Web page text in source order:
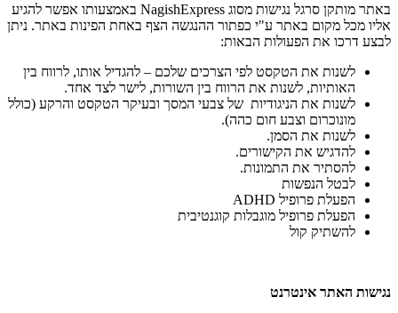
באתר מותקן סרגל נגישות מסוג NagishExpress באמצעותו אפשר להגיע
אליו מכל מקום באתר ע"י כפתור ההנגשה הצף באחת הפינות באתר. ניתן
לבצע דרכו את הפעולות הבאות:
לשנות את הטקסט לפי הצרכים שלכם – להגדיל אותו, לרווח בין
האותיות, לשנות את הרווח בין השורות, לישר לצד אחד.
לשנות את הניגודיות של צבעי המסך ובעיקר הטקסט והרקע (כולל
מונוכרום וצבע חום כהה).
לשנות את הסמן.
להדגיש את הקישורים.
להסתיר את התמונות.
לבטל הנפשות
הפעלת פרופיל ADHD
הפעלת פרופיל מוגבלות קוגנטיבית
להשתיק קול
נגישות האתר אינטרנט